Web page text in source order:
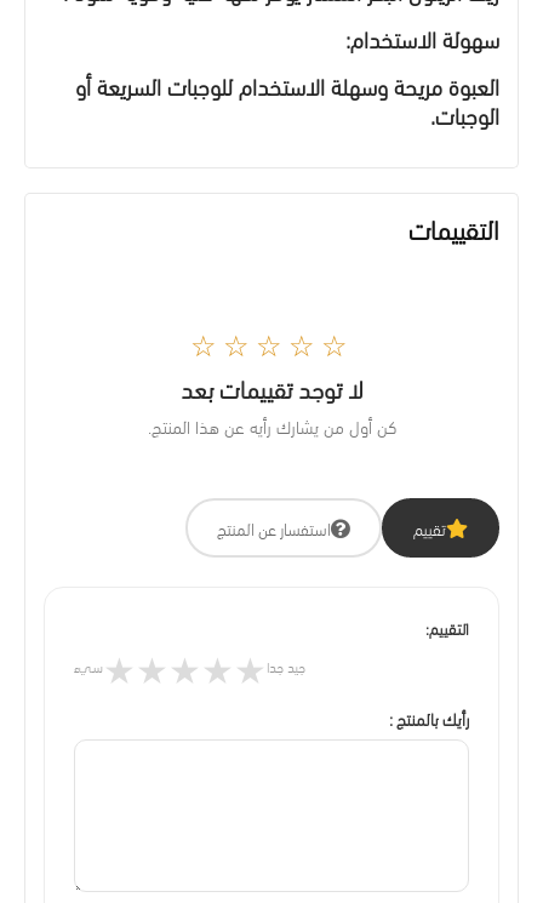
سهولة الاستخدام:
العبوة مريحة وسهلة الاستخدام للوجبات السريعة أو
الوجبات.
التقييمات
☆☆☆☆☆
لا توجد تقييمات بعد
كن أول من يشارك رأيه عن هذا المنتج.
تقييم استفسار عن المنتج
التقييم:
سيء ★★★★★ جيد جدا
رأيك بالمنتج :